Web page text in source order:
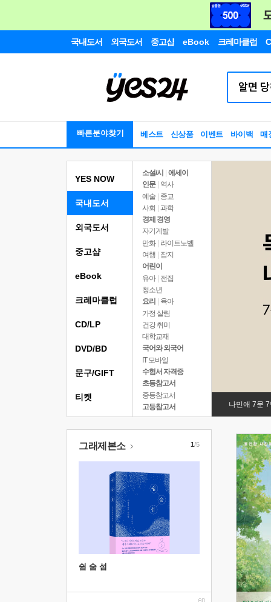
국내도서 외국도서 중고샵 eBook 크레마클럽
빠른분야찾기 베스트 신상품 이벤트 바이백 매
YES NOW
국내도서
소설/시
에세이
인문
역사
예술 | 종교
사회 | 과학
경제 경영
자기계발
만화 | 라이트노벨
여행
잡지
어린이
유아 | 전집
청소년
요리
육아
가정 살림
건강 취미
대학교재
국어와 외국어
IT 모바일
수험서 자격증
초등참고서
중등참고서
고등참고서
나민애 7문
외국도서
중고샵
eBook
크레마클럽
CD/LP
DVD/BD
문구/GIFT
티켓
그래제본소
쉼 숨 섬
1/5